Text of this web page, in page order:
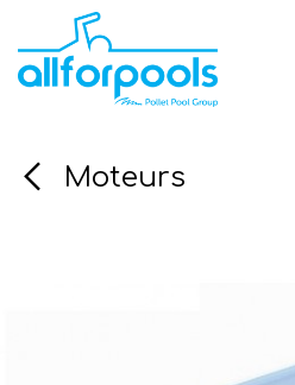
Overslaan naar inhoud
Moteurs